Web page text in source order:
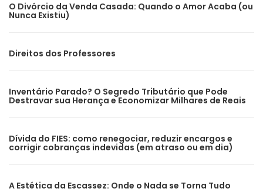
O Divórcio da Venda Casada: Quando o Amor Acaba (ou
Nunca Existiu)
Direitos dos Professores
Inventário Parado? O Segredo Tributário que Pode
Destravar sua Herança e Economizar Milhares de Reais
Dívida do FIES: como renegociar, reduzir encargos e
corrigir cobranças indevidas (em atraso ou em dia)
A Estética da Escassez: Onde o Nada se Torna Tudo